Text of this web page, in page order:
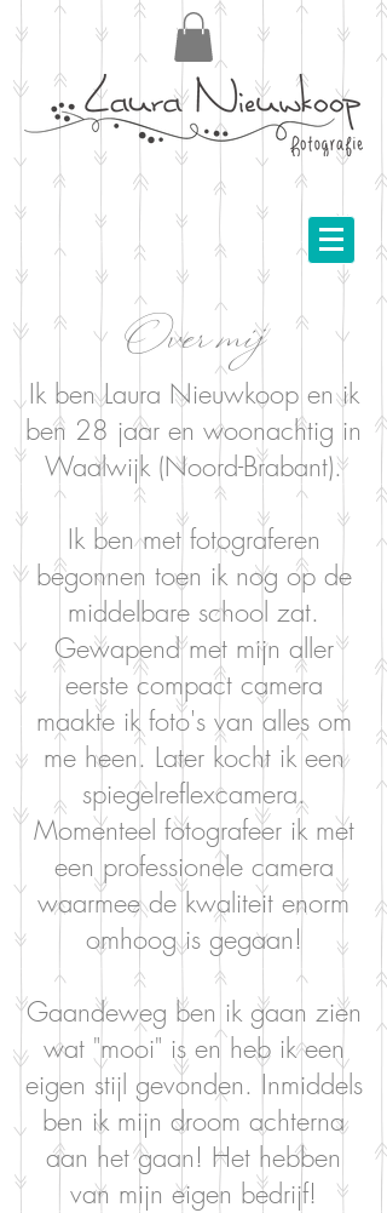
Over mij
Ik ben Laura Nieuwkoop en ik
ben 28 jaar en woonachtig in
Waalwijk (Noord-Brabant).
Ik ben met fotograferen
begonnen toen ik nog op de
middelbare school zat.
Gewapend met mijn aller
eerste compact camera
maakte ik foto's van alles om
me heen. Later kocht ik een
spiegelreflexcamera.
Momenteel fotografeer ik met
een professionele camera
waarmee de kwaliteit enorm
omhoog is gegaan!
Gaandeweg ben ik gaan zien
wat "mooi" is en heb ik een
eigen stijl gevonden. Inmiddels
ben ik mijn droom achterna
aan het gaan! Het hebben
van mijn eigen bedrijf!